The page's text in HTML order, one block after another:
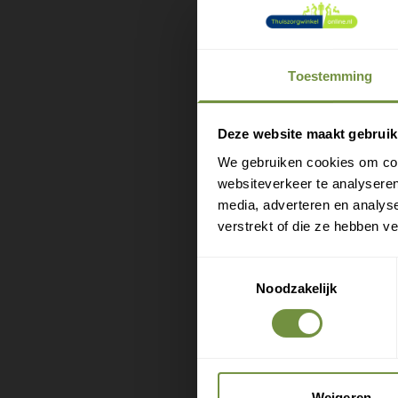
Toestemming
Deze website maakt
We gebruiken cookies om
websiteverkeer te
media, adverteren en
verstrekt of die ze hebben
Noodzakelijk
het
soorten
Het
van het